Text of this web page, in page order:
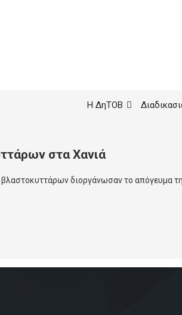
Η ΔηΤΟΒ
στα Χανιά
διοργάνωσαν το απόγευμα